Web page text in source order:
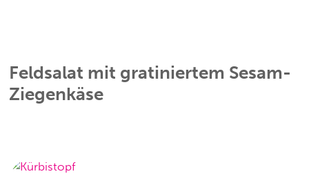
Feldsalat mit gratiniertem Sesam-
Ziegenkäse